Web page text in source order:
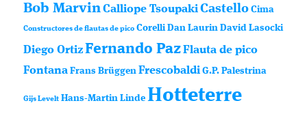
Bob MarvinCalliope TsoupakiCastello Cima
Constructores de flautas de pico Corelli Dan Laurin David Lasocki
Diego OrtizFernando PazFlauta de pico
Fontana Frans Brüggen Frescobaldi G.P. Palestrina
Gijs Levelt Hans-Martin Linde Hotteterre